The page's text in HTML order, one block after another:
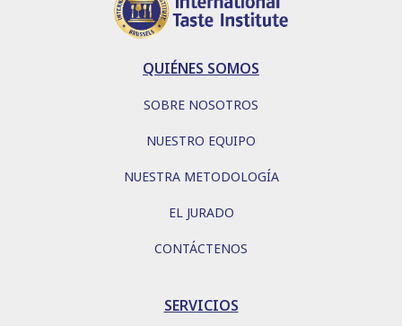
QUIÉNES SOMOS
SOBRE NOSOTROS
NUESTRO EQUIPO
NUESTRA METODOLOGÍA
EL JURADO
CONTÁCTENOS
SERVICIOS